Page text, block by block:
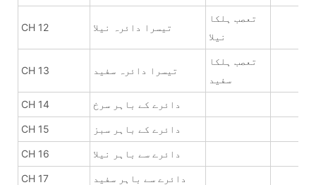
CH 12 تیسرا دائرہ نیلا
تعصب ہلکا
نیلا
CH 13 تیسرا دائرہ سفید
تعصب ہلکا
سفید
CH 14 دائرے کے باہر سرخ
CH 15 دائرے کے باہر سبز
CH 16 دائرے سے باہر نیلا
CH 17 دائرے سے باہر سفید